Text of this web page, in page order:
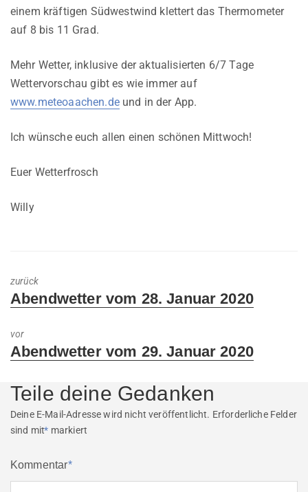
einem kräftigen Südwestwind klettert das Thermometer
auf 8 bis 11 Grad.
Mehr Wetter, inklusive der aktualisierten 6/7 Tage
Wettervorschau gibt es wie immer auf
www.meteoaachen.deund in der App.
Ich wünsche euch allen einen schönen Mittwoch!
Euer Wetterfrosch
Willy
zurück
Previous
Abendwetter vom 28. Januar 2020
vor
Next
Abendwetter vom 29. Januar 2020
Teile deine Gedanken
Deine E-Mail-Adresse wird nicht veröffentlicht. Erforderliche Felder
sind mit* markiert
Kommentar*